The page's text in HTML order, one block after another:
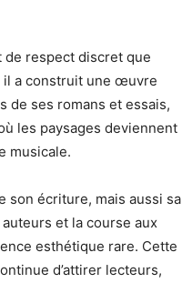
de respect discret que
il a construit une œuvre
de ses romans et essais,
les paysages deviennent
musicale.
son écriture, mais aussi sa
et la course aux
esthétique rare. Cette
d’attirer lecteurs,